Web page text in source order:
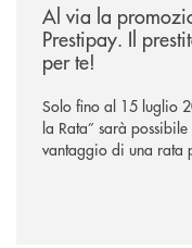
Al via la
Prestipay. Il
per te!
Solo fino al 15 luglio
la Rata” sarà
vantaggio di una rata